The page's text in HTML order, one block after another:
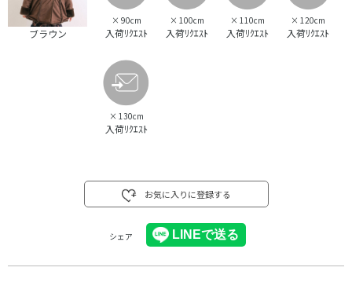
ブラウン
× 90cm
入荷ﾘｸｴｽﾄ
× 100cm
入荷ﾘｸｴｽﾄ
× 110cm
入荷ﾘｸｴｽﾄ
× 120cm
入荷ﾘｸｴｽﾄ
× 130cm
入荷ﾘｸｴｽﾄ
お気に入りに登録する
シェア